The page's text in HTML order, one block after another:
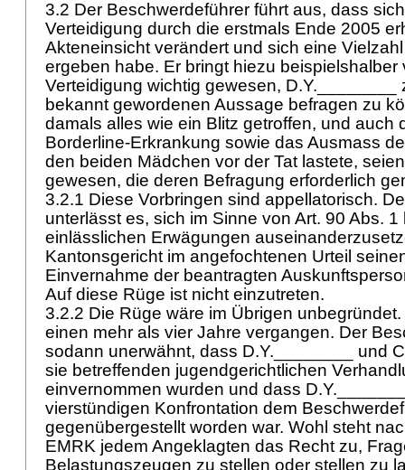
3.2 Der Beschwerdeführer führt aus, dass
Verteidigung durch die erstmals Ende 2005
Akteneinsicht verändert und sich eine
ergeben habe. Er bringt hiezu beispielshalber
Verteidigung wichtig gewesen, D.Y.________
bekannt gewordenen Aussage befragen zu
damals alles wie ein Blitz getroffen, und auch
Borderline-Erkrankung sowie das Ausmass
den beiden Mädchen vor der Tat lastete,
gewesen, die deren Befragung erforderlich
3.2.1 Diese Vorbringen sind appellatorisch.
unterlässt es, sich im Sinne von Art. 90 Abs. 1
einlässlichen Erwägungen
Kantonsgericht im angefochtenen Urteil
Einvernahme der beantragten
Auf diese Rüge ist nicht einzutreten.
3.2.2 Die Rüge wäre im Übrigen
einen mehr als vier Jahre vergangen. Der
sodann unerwähnt, dass D.Y.________ und
sie betreffenden jugendgerichtlichen
einvernommen wurden und dass
vierstündigen Konfrontation dem
gegenübergestellt worden war. Wohl steht
EMRK jedem Angeklagten das Recht zu,
Belastungszeugen zu stellen oder stellen zu